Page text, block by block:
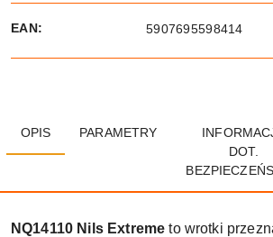
EAN: 5907695598414
OPIS PARAMETRY
DOT.
NQ14110 Nils Extreme to wrotki